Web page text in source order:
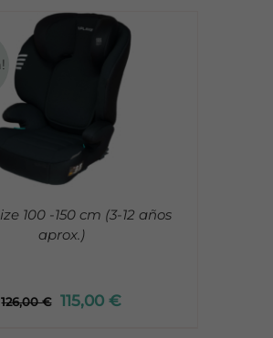
100 -150 cm (3-12 años
aprox.)
126,00€ 115,00€